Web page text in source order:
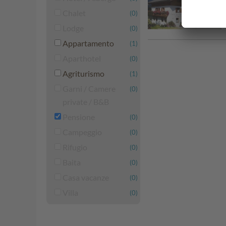
(0)
(0)
Appartamento (1)
(0)
Agriturismo (1)
(0)
(0)
(0)
(0)
(0)
(0)
(0)